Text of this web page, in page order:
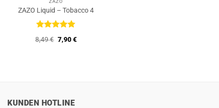
ZAZO
ZAZO Liquid – Tobacco 4
Bewertet
mit 5 von
8,49€ Ursprünglicher
Preis
7,90€Aktueller
KUNDEN HOTLINE